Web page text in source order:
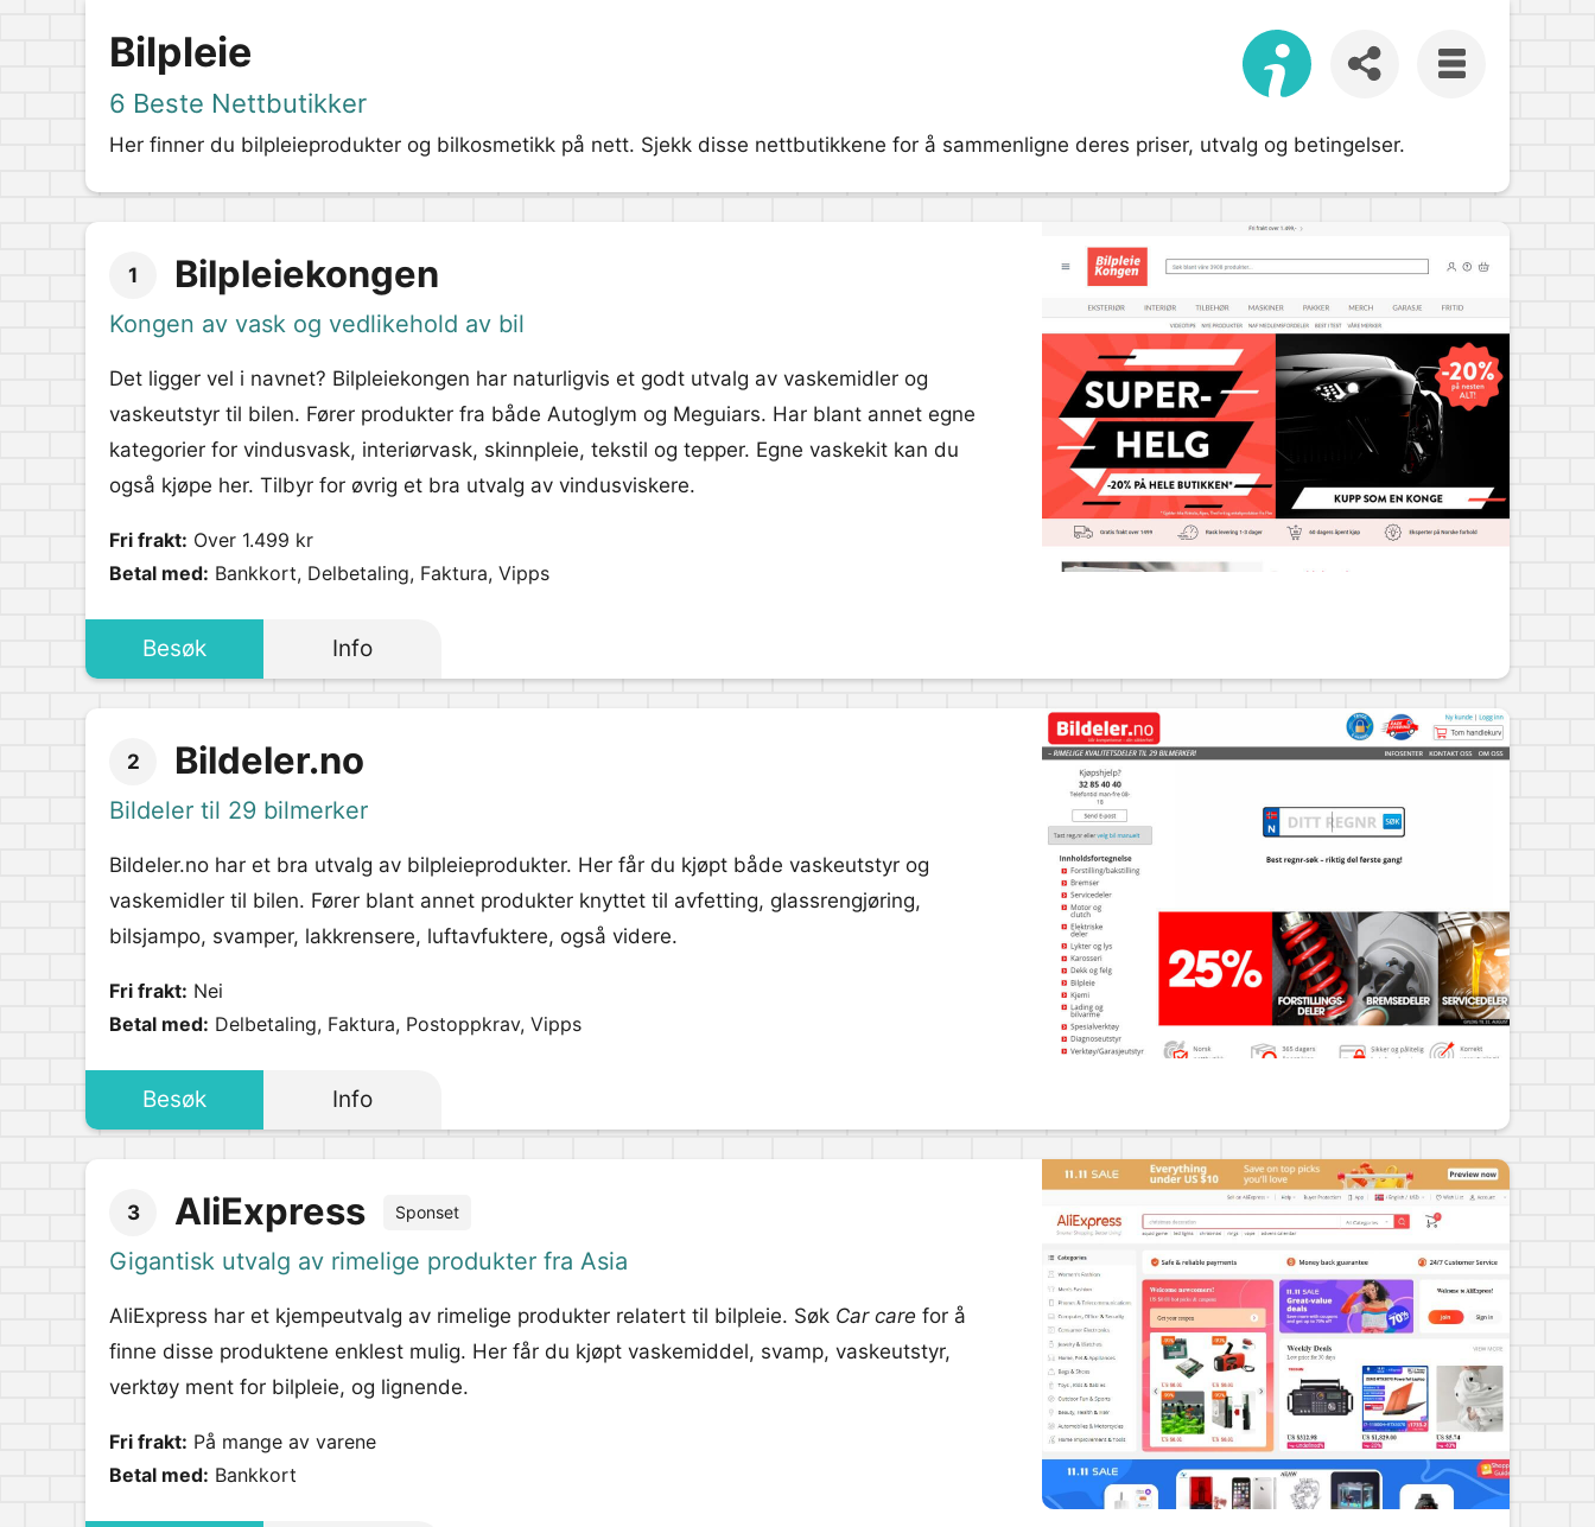
Bilpleie
6 Beste Nettbutikker
Her finner du bilpleieprodukter og bilkosmetikk på nett. Sjekk disse nettbutikkene for å sammenligne deres priser, utvalg og betingelser.
1 Bilpleiekongen
Kongen av vask og vedlikehold av bil
Det ligger vel i navnet? Bilpleiekongen har naturligvis et godt utvalg av vaskemidler og
vaskeutstyr til bilen. Fører produkter fra både Autoglym og Meguiars. Har blant annet egne
kategorier for vindusvask, interiørvask, skinnpleie, tekstil og tepper. Egne vaskekit kan du
også kjøpe her. Tilbyr for øvrig et bra utvalg av vindusviskere.
Fri frakt: Over 1.499 kr
Betal med: Bankkort, Delbetaling, Faktura, Vipps
Besøk Info
2 Bildeler.no
Bildeler til 29 bilmerker
Bildeler.no har et bra utvalg av bilpleieprodukter. Her får du kjøpt både vaskeutstyr og
vaskemidler til bilen. Fører blant annet produkter knyttet til avfetting, glassrengjøring,
bilsjampo, svamper, lakkrensere, luftavfuktere, også videre.
Fri frakt: Nei
Betal med: Delbetaling, Faktura, Postoppkrav, Vipps
Besøk Info
3 AliExpress Sponset
Gigantisk utvalg av rimelige produkter fra Asia
AliExpress har et kjempeutvalg av rimelige produkter relatert til bilpleie. Søk Car care for å
finne disse produktene enklest mulig. Her får du kjøpt vaskemiddel, svamp, vaskeutstyr,
verktøy ment for bilpleie, og lignende.
Fri frakt: På mange av varene
Betal med: Bankkort